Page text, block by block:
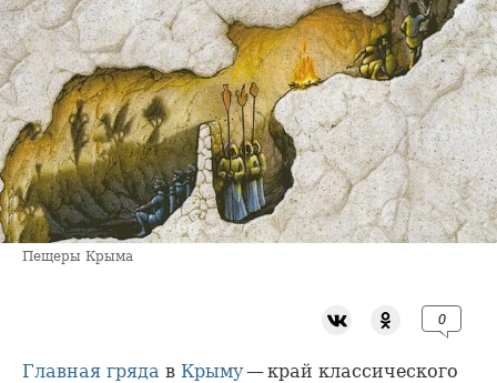
Пещеры Крыма
0
Главная гряда в Крыму— край классического